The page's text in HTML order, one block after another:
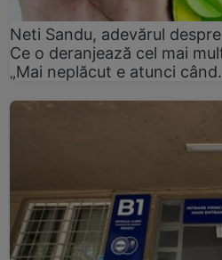
Neti Sandu, adevărul
Ce o deranjează cel mai
„Mai neplăcut e atunci